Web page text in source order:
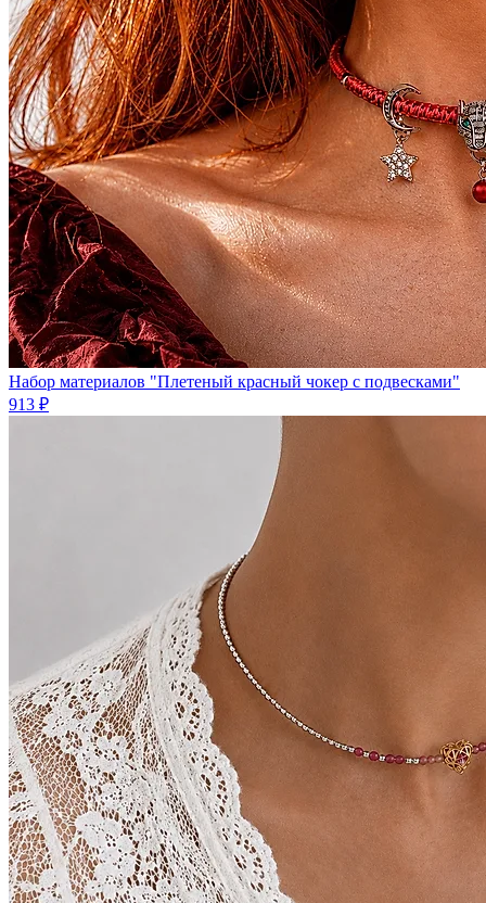
Набор материалов "Плетеный красный чокер с подвесками"
913 ₽